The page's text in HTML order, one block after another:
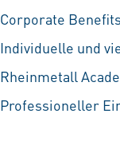
Corporate
Individuelle und
Rheinmetall
Professioneller